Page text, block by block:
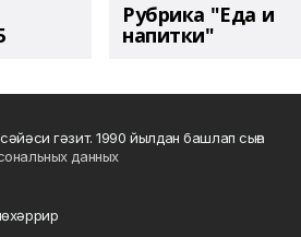
Рубрика "Еда и
напитки"
гәзит. 1990 йылдан башлап сыға
данных